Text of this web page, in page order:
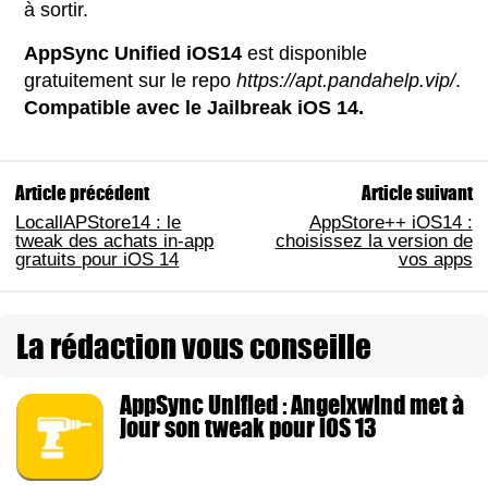
à sortir.
AppSync Unified iOS14 est disponible
gratuitement sur le repohttps://apt.pandahelp.vip/.
Compatible avec le Jailbreak iOS 14.
Article précédent
LocallAPStore14 : le
tweak des achats in-app
gratuits pour iOS 14
Article suivant
AppStore++ iOS14 :
choisissez la version de
vos apps
La rédaction vous conseille
AppSync Unified : Angelxwind met à
jour son tweak pour iOS 13